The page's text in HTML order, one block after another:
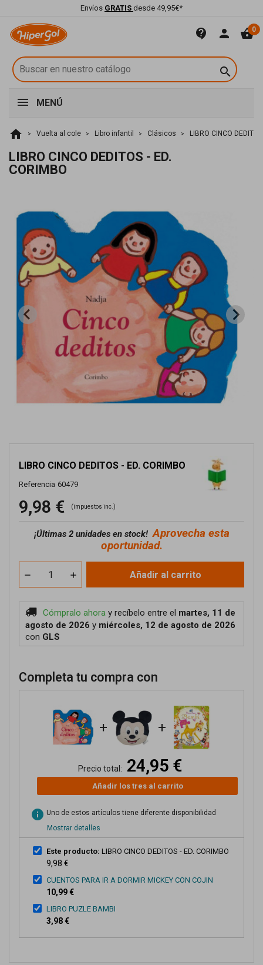
Envíos GRATIS desde 49,95€*
contact_support person shopping_basket0

MENÚ
home Vuelta al cole Libro infantil Clásicos LIBRO CINCO
LIBRO CINCO DEDITOS - ED.
CORIMBO
LIBRO CINCO DEDITOS - ED. CORIMBO
Referencia 60479
9,98 € (impuestos inc.)
¡Últimas 2 unidades en stock!Aprovecha esta
oportunidad.
Añadir al carrito
Cómpralo ahora y recíbelo entre el martes, 11 de
agosto de 2026 y miércoles, 12 de agosto de 2026
con GLS
Completa tu compra con
+ +
Precio total: 24,95 €
Añadir los tres al carrito
info Uno de estos artículos tiene diferente disponibilidad
Mostrar detalles
Este producto: LIBRO CINCO DEDITOS - ED. CORIMBO
9,98 €
CUENTOS PARA IR A DORMIR MICKEY CON COJIN
10,99 €
LIBRO PUZLE BAMBI
3,98 €